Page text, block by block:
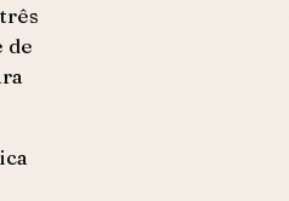
de